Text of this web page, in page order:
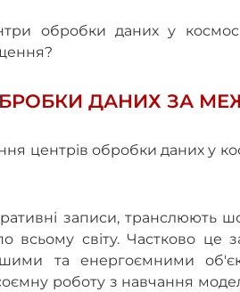
обробки даних у
ДАНИХ ЗА
центрів обробки даних у
записи, транслюють
всьому світу. Частково це
та енергоємними
роботу з навчання